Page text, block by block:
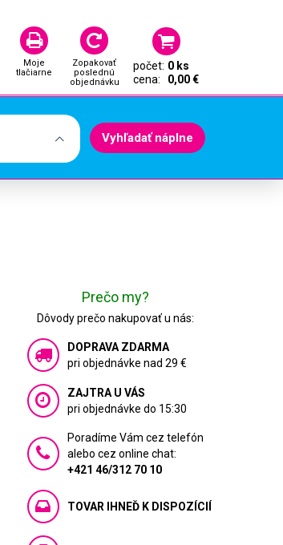
Moje
tlačiarne
Zopakovať
poslednú
objednávku
počet: 0 ks
cena:
0,00 €
Vyhľadať náplne
Prečo my?
Dôvody prečo nakupovať u nás:
DOPRAVA ZDARMA
pri objednávke nad 29 €
ZAJTRA U VÁS
pri objednávke do 15:30
Poradíme Vám cez telefón
alebo cez online chat:
+421 46/312 70 10
TOVAR IHNEĎ K DISPOZÍCIÍ